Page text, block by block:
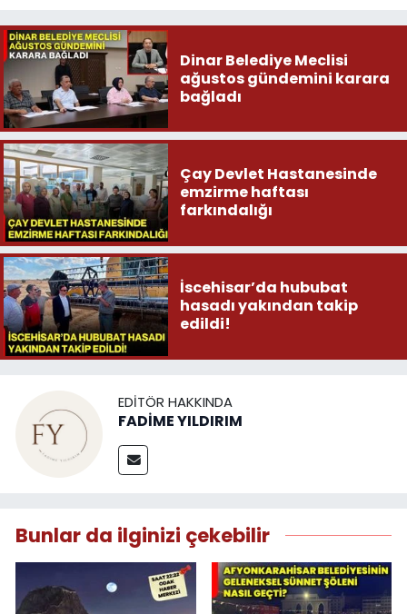
Dinar Belediye Meclisi
ağustos gündemini karara
bağladı
Çay Devlet Hastanesinde
emzirme haftası
farkındalığı
İscehisar’da hububat
hasadı yakından takip
edildi!
EDITÖR HAKKINDA
FADİME YILDIRIM
Bunlar da ilginizi çekebilir